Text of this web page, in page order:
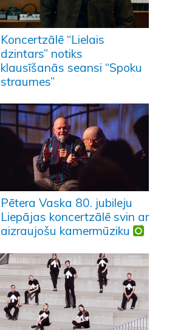
Koncertzālē “Lielais
dzintars” notiks
klausīšanās seansi “Spoku
straumes”
Pētera Vaska 80. jubileju
Liepājas koncertzālē svin ar
aizraujošu kamermūziku